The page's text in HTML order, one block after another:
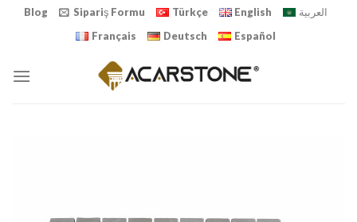
Blog Sipariş Formu Türkçe English
العربية
Français
Deutsch Español